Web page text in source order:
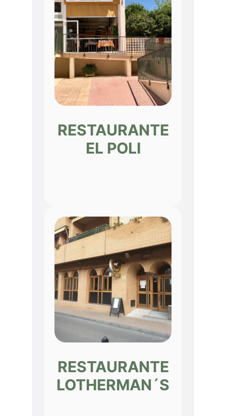
RESTAURANTE
EL POLI
RESTAURANTE
LOTHERMAN´S